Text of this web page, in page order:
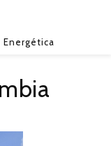
Energética